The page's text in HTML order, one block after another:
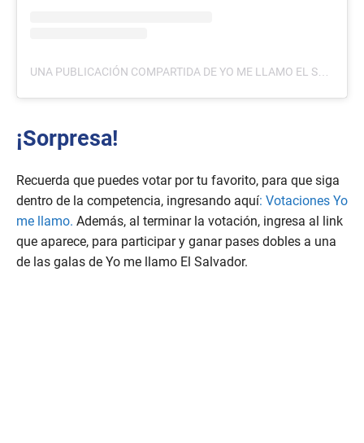
¡Sorpresa!
Recuerda que puedes votar por tu favorito, para que siga
dentro de la competencia, ingresando aquí: Votaciones Yo
me llamo. Además, al terminar la votación, ingresa al link
que aparece, para participar y ganar pases dobles a una
de las galas de Yo me llamo El Salvador.